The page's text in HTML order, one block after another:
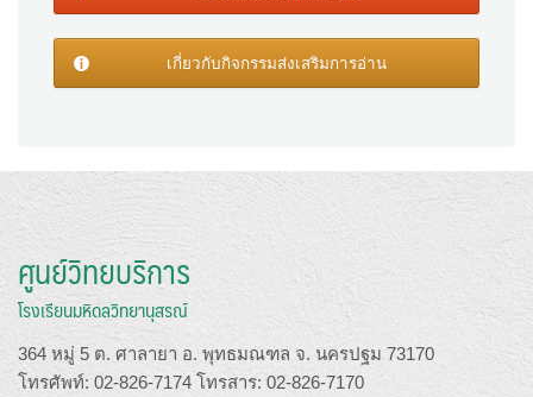
เกี่ยวกับกิจกรรมส่งเสริมการอ่าน
ศูนย์วิทยบริการ
โรงเรียนมหิดลวิทยานุสรณ์
364 หมู่ 5 ต. ศาลายา อ. พุทธมณฑล จ. นครปฐม 73170
โทรศัพท์: 02-826-7174 โทรสาร: 02-826-7170